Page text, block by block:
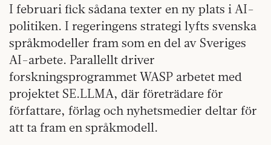
I februari fick sådana texter en ny plats i AI-
politiken. I regeringens strategi lyfts svenska
språkmodeller fram som en del av Sveriges
AI-arbete. Parallellt driver
forskningsprogrammet WASP arbetet med
projektet SE.LLMA, där företrädare för
författare, förlag och nyhetsmedier deltar för
att ta fram en språkmodell.